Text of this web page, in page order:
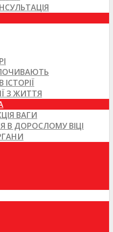
ІСТОРІЇ
З ЖИТТЯ
ВАГИ
В ДОРОСЛОМУ ВІЦІ